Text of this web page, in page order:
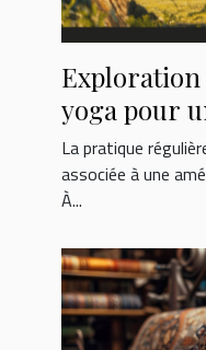
Exploration
yoga pour
La pratique
associée à une
À...